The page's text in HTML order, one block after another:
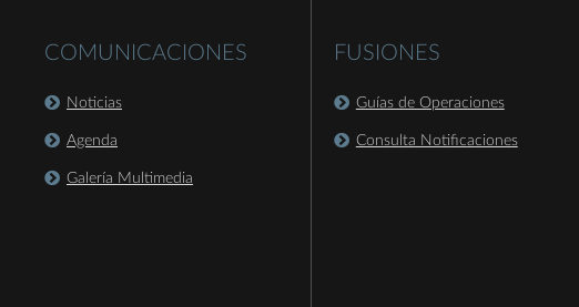
COMUNICACIONES
Noticias
Agenda
Galería Multimedia
FUSIONES
Guías de Operaciones
Consulta Notificaciones